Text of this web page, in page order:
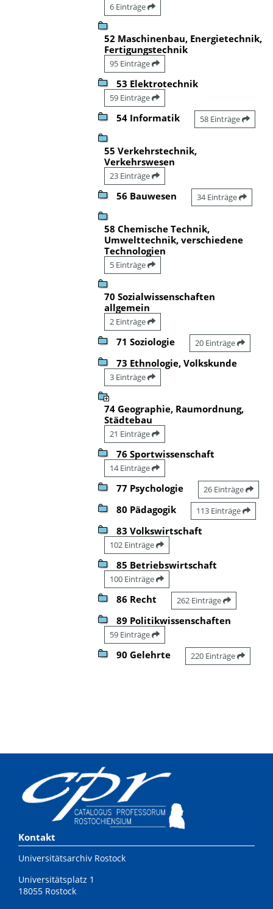
6 Einträge
52 Maschinenbau, Energietechnik,
Fertigungstechnik
95 Einträge
53 Elektrotechnik
59 Einträge
54 Informatik 58 Einträge
55 Verkehrstechnik,
Verkehrswesen
23 Einträge
56 Bauwesen 34 Einträge
58 Chemische Technik,
Umwelttechnik, verschiedene
Technologien
5 Einträge
70 Sozialwissenschaften
allgemein
2 Einträge
71 Soziologie 20 Einträge
73 Ethnologie, Volkskunde
3 Einträge
74 Geographie, Raumordnung,
Städtebau
21 Einträge
76 Sportwissenschaft
14 Einträge
77 Psychologie 26 Einträge
80 Pädagogik 113 Einträge
83 Volkswirtschaft
102 Einträge
85 Betriebswirtschaft
100 Einträge
86 Recht 262 Einträge
89 Politikwissenschaften
59 Einträge
90 Gelehrte 220 Einträge
Kontakt
Universitätsarchiv Rostock
Universitätsplatz 1
18055 Rostock